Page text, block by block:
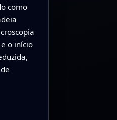
como
o início